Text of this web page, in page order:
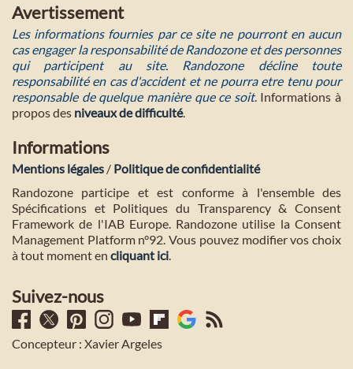
Avertissement
Les informations fournies par ce site ne pourront en aucun
cas engager la responsabilité de Randozone et des personnes
qui participent au site. Randozone décline toute
responsabilité en cas d'accident et ne pourra etre tenu pour
responsable de quelque manière que ce soit. Informations à
propos des niveaux de difficulté.
Informations
Mentions légales / Politique de confidentialité
Randozone participe et est conforme à l'ensemble des
Spécifications et Politiques du Transparency & Consent
Framework de l'IAB Europe. Randozone utilise la Consent
Management Platform n°92. Vous pouvez modifier vos choix
à tout moment en cliquant ici.
Suivez-nous
Concepteur : Xavier Argeles